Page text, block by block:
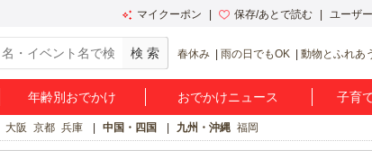
マイクーポン 保存/あとで読む ユーザ
春休み 雨の日でもOK 動物とふれあ
年齢別おでかけ おでかけニュース 子育
大阪 京都 兵庫 中国・四国 九州・沖縄 福岡